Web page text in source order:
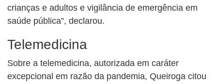
crianças e adultos e vigilância de emergência em
saúde pública”, declarou.
Telemedicina
Sobre a telemedicina, autorizada em caráter
excepcional em razão da pandemia, Queiroga citou